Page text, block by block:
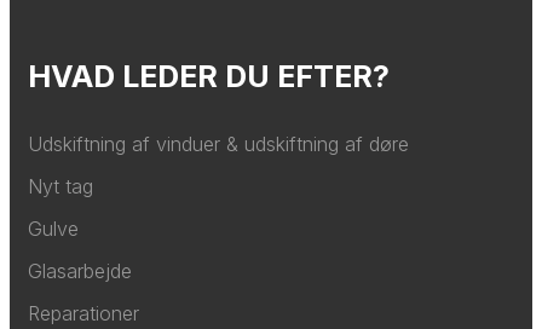
HVAD LEDER DU EFTER?
Udskiftning af vinduer & udskiftning af døre
Nyt tag
Gulve
Glasarbejde
Reparationer